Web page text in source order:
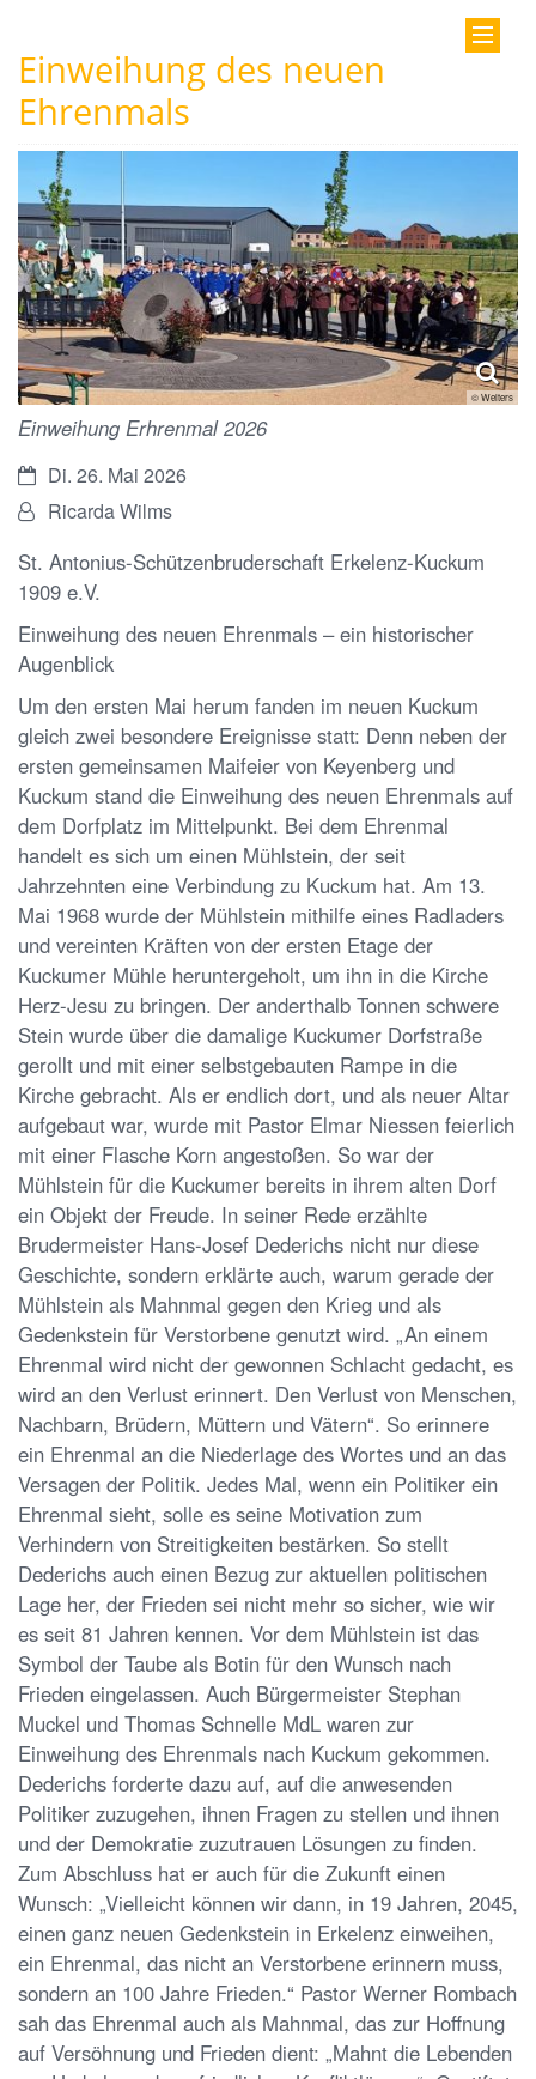
Einweihung des neuen
Ehrenmals
© Welters
Einweihung Erhrenmal 2026
Datum:Di. 26. Mai 2026
Von:Ricarda Wilms
St. Antonius-Schützenbruderschaft Erkelenz-Kuckum
1909 e.V.
Einweihung des neuen Ehrenmals – ein historischer
Augenblick
Um den ersten Mai herum fanden im neuen Kuckum
gleich zwei besondere Ereignisse statt: Denn neben der
ersten gemeinsamen Maifeier von Keyenberg und
Kuckum stand die Einweihung des neuen Ehrenmals auf
dem Dorfplatz im Mittelpunkt. Bei dem Ehrenmal
handelt es sich um einen Mühlstein, der seit
Jahrzehnten eine Verbindung zu Kuckum hat. Am 13.
Mai 1968 wurde der Mühlstein mithilfe eines Radladers
und vereinten Kräften von der ersten Etage der
Kuckumer Mühle heruntergeholt, um ihn in die Kirche
Herz-Jesu zu bringen. Der anderthalb Tonnen schwere
Stein wurde über die damalige Kuckumer Dorfstraße
gerollt und mit einer selbstgebauten Rampe in die
Kirche gebracht. Als er endlich dort, und als neuer Altar
aufgebaut war, wurde mit Pastor Elmar Niessen feierlich
mit einer Flasche Korn angestoßen. So war der
Mühlstein für die Kuckumer bereits in ihrem alten Dorf
ein Objekt der Freude. In seiner Rede erzählte
Brudermeister Hans-Josef Dederichs nicht nur diese
Geschichte, sondern erklärte auch, warum gerade der
Mühlstein als Mahnmal gegen den Krieg und als
Gedenkstein für Verstorbene genutzt wird. „An einem
Ehrenmal wird nicht der gewonnen Schlacht gedacht, es
wird an den Verlust erinnert. Den Verlust von Menschen,
Nachbarn, Brüdern, Müttern und Vätern“. So erinnere
ein Ehrenmal an die Niederlage des Wortes und an das
Versagen der Politik. Jedes Mal, wenn ein Politiker ein
Ehrenmal sieht, solle es seine Motivation zum
Verhindern von Streitigkeiten bestärken. So stellt
Dederichs auch einen Bezug zur aktuellen politischen
Lage her, der Frieden sei nicht mehr so sicher, wie wir
es seit 81 Jahren kennen. Vor dem Mühlstein ist das
Symbol der Taube als Botin für den Wunsch nach
Frieden eingelassen. Auch Bürgermeister Stephan
Muckel und Thomas Schnelle MdL waren zur
Einweihung des Ehrenmals nach Kuckum gekommen.
Dederichs forderte dazu auf, auf die anwesenden
Politiker zuzugehen, ihnen Fragen zu stellen und ihnen
und der Demokratie zuzutrauen Lösungen zu finden.
Zum Abschluss hat er auch für die Zukunft einen
Wunsch: „Vielleicht können wir dann, in 19 Jahren, 2045,
einen ganz neuen Gedenkstein in Erkelenz einweihen,
ein Ehrenmal, das nicht an Verstorbene erinnern muss,
sondern an 100 Jahre Frieden.“ Pastor Werner Rombach
sah das Ehrenmal auch als Mahnmal, das zur Hoffnung
auf Versöhnung und Frieden dient: „Mahnt die Lebenden